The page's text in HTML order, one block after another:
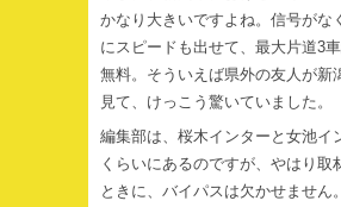
かなり大きいですよね。信号がな
にスピードも出せて、最大片道3車
無料。そういえば県外の友人が新
見て、けっこう驚いていました。
編集部は、桜木インターと女池イ
くらいにあるのですが、やはり取
ときに、バイパスは欠かせません